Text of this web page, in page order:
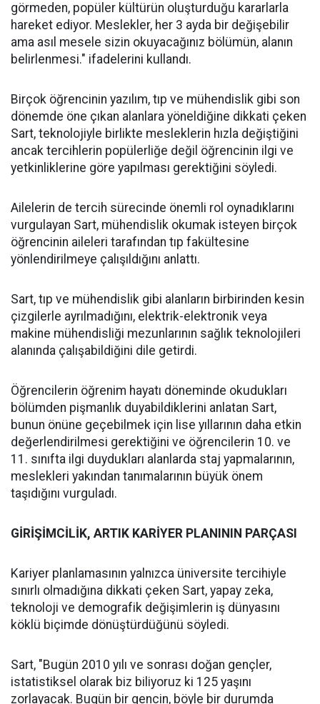
görmeden, popüler kültürün oluşturduğu kararlarla
hareket ediyor. Meslekler, her 3 ayda bir değişebilir
ama asıl mesele sizin okuyacağınız bölümün, alanın
belirlenmesi." ifadelerini kullandı.
Birçok öğrencinin yazılım, tıp ve mühendislik gibi son
dönemde öne çıkan alanlara yöneldiğine dikkati çeken
Sart, teknolojiyle birlikte mesleklerin hızla değiştiğini
ancak tercihlerin popülerliğe değil öğrencinin ilgi ve
yetkinliklerine göre yapılması gerektiğini söyledi.
Ailelerin de tercih sürecinde önemli rol oynadıklarını
vurgulayan Sart, mühendislik okumak isteyen birçok
öğrencinin aileleri tarafından tıp fakültesine
yönlendirilmeye çalışıldığını anlattı.
Sart, tıp ve mühendislik gibi alanların birbirinden kesin
çizgilerle ayrılmadığını, elektrik-elektronik veya
makine mühendisliği mezunlarının sağlık teknolojileri
alanında çalışabildiğini dile getirdi.
Öğrencilerin öğrenim hayatı döneminde okudukları
bölümden pişmanlık duyabildiklerini anlatan Sart,
bunun önüne geçebilmek için lise yıllarının daha etkin
değerlendirilmesi gerektiğini ve öğrencilerin 10. ve
11. sınıfta ilgi duydukları alanlarda staj yapmalarının,
meslekleri yakından tanımalarının büyük önem
taşıdığını vurguladı.
GİRİŞİMCİLİK, ARTIK KARİYER PLANININ PARÇASI
Kariyer planlamasının yalnızca üniversite tercihiyle
sınırlı olmadığına dikkati çeken Sart, yapay zeka,
teknoloji ve demografik değişimlerin iş dünyasını
köklü biçimde dönüştürdüğünü söyledi.
Sart, "Bugün 2010 yılı ve sonrası doğan gençler,
istatistiksel olarak biz biliyoruz ki 125 yaşını
zorlayacak. Bugün bir gencin, böyle bir durumda